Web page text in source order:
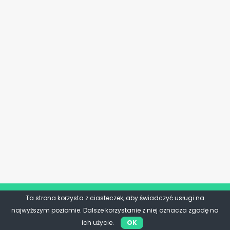
Ta strona korzysta z ciasteczek, aby świadczyć usługi na
najwyższym poziomie. Dalsze korzystanie z niej oznacza zgodę na
ich użycie.
OK